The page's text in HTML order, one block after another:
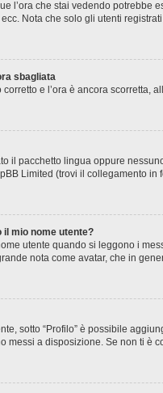
l’ora che stai vedendo
Nota che solo gli utenti
sbagliata
e l’ora è ancora scorretta,
il pacchetto lingua oppure
Limited (trovi il collegamento in
il mio nome utente?
utente quando si leggono i
nota come avatar, che in
sotto “Profilo” è possibile
messi a disposizione. Se non ti è